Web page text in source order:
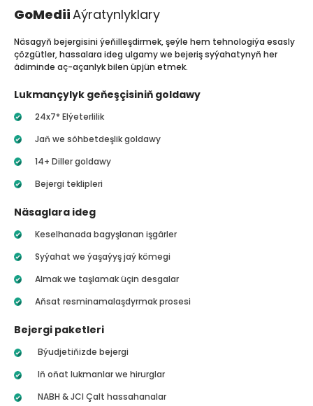
GoMediiAýratynlyklary
Näsagyň bejergisini ýeňilleşdirmek, şeýle hem tehnologiýa esasly
çözgütler, hassalara ideg ulgamy we bejeriş syýahatynyň her
ädiminde aç-açanlyk bilen üpjün etmek.
Lukmançylyk geňeşçisiniň goldawy
24x7* Elýeterlilik
Jaň we söhbetdeşlik goldawy
14+ Diller goldawy
Bejergi teklipleri
Näsaglara ideg
Keselhanada bagyşlanan işgärler
Syýahat we ýaşaýyş jaý kömegi
Almak we taşlamak üçin desgalar
Aňsat resminamalaşdyrmak prosesi
Bejergi paketleri
Býudjetiňizde bejergi
Iň oňat lukmanlar we hirurglar
NABH & JCI Çalt hassahanalar